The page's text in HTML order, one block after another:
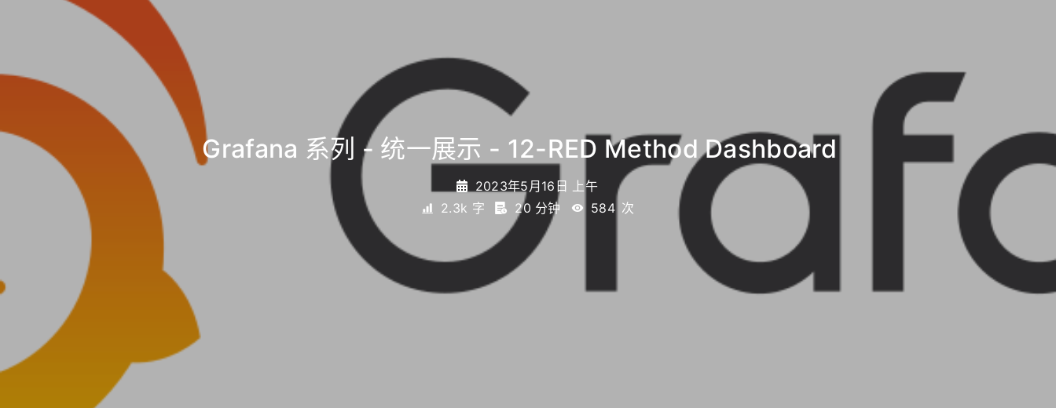
Grafana 系列 - 统一展示 - 12-RED Method Dashboard
2023年5月16日 上午
2.3k 字
20 分钟 584 次